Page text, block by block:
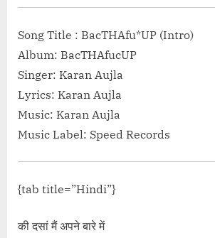
Song Title : BacTHAfu*UP (Intro)
Album: BacTHAfucUP
Singer: Karan Aujla
Lyrics: Karan Aujla
Music: Karan Aujla
Music Label: Speed Records
{tab title=”Hindi”}
की दसां मैं अपने बारे में